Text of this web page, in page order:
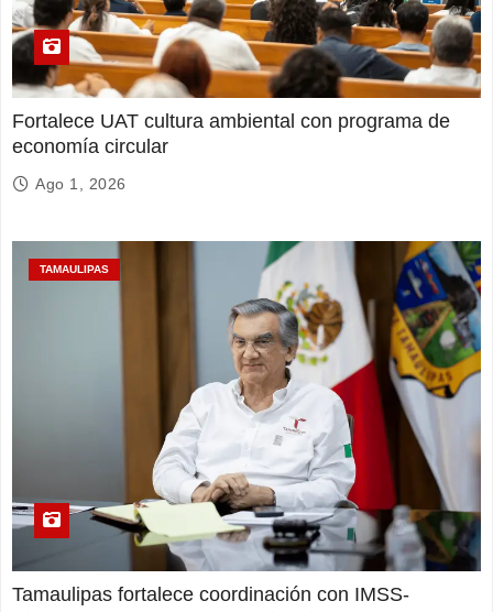
Fortalece UAT cultura ambiental con programa de
economía circular
Ago 1, 2026
TAMAULIPAS
Tamaulipas fortalece coordinación con IMSS-